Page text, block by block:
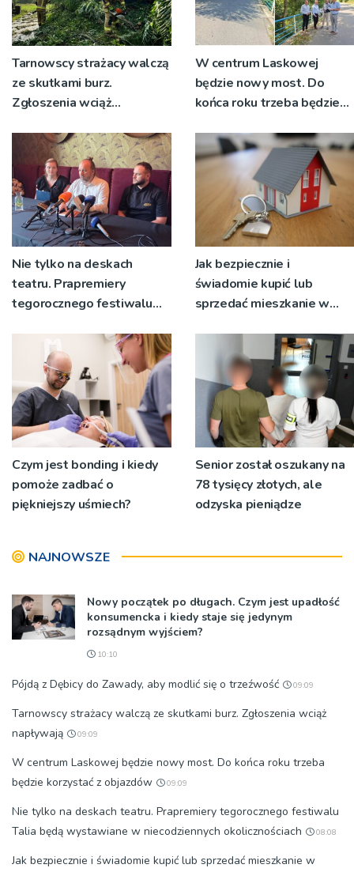
Tarnowscy strażacy walczą
ze skutkami burz.
Zgłoszenia wciąż
W centrum Laskowej
będzie nowy most. Do
końca roku trzeba będzie
Nie tylko na deskach
teatru. Prapremiery
tegorocznego festiwalu
niecodziennych
okolicznościach
Jak bezpiecznie i
świadomie kupić lub
sprzedać mieszkanie w
Czym jest bonding i kiedy
pomoże zadbać o
piękniejszy uśmiech?
Senior został oszukany na
78 tysięcy złotych, ale
odzyska pieniądze
NAJNOWSZE
Nowy początek po długach. Czym jest upadłość
konsumencka i kiedy staje się jedynym
rozsądnym wyjściem?
10:10
Pójdą z Dębicy do Zawady, aby modlić się o trzeźwość 09:09
Tarnowscy strażacy walczą ze skutkami burz. Zgłoszenia wciąż
napływają
09:09
W centrum Laskowej będzie nowy most. Do końca roku trzeba
będzie korzystać z objazdów
09:09
Nie tylko na deskach teatru. Prapremiery tegorocznego festiwalu
Talia będą wystawiane w niecodziennych okolicznościach
08:08
Jak bezpiecznie i świadomie kupić lub sprzedać mieszkanie w